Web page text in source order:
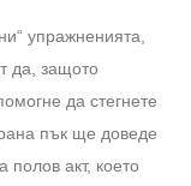
упражненията,
да, защото
да стегнете
пък ще доведе
акт, което